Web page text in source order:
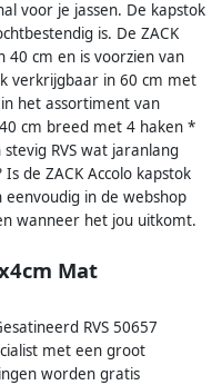
voor je jassen. De kapstok
is. De ZACK
40 cm en is voorzien van
verkrijgbaar in 60 cm met
het assortiment van
cm breed met 4 haken *
RVS wat jaranlang
de ZACK Accolo kapstok
eenvoudig in de webshop
wanneer het jou uitkomt.
Mat
RVS 50657
met een groot
worden gratis